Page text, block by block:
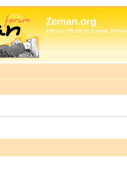
Zeman.org
Il forum ufficiale di Zdenek Zeman